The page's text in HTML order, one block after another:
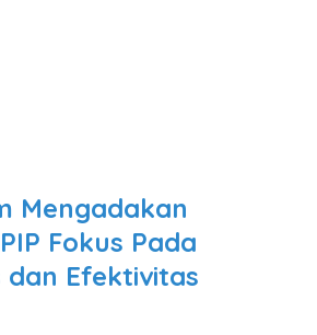
Mengadakan
Fokus Pada
Efektivitas